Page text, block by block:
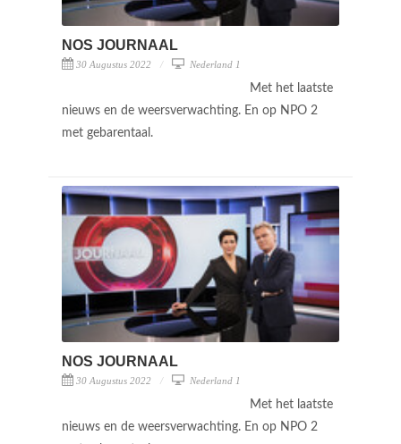
NOS JOURNAAL
30 Augustus 2022 Nederland 1
Met het laatste
nieuws en de weersverwachting. En op NPO 2
met gebarentaal.
NOS JOURNAAL
30 Augustus 2022 Nederland 1
Met het laatste
nieuws en de weersverwachting. En op NPO 2